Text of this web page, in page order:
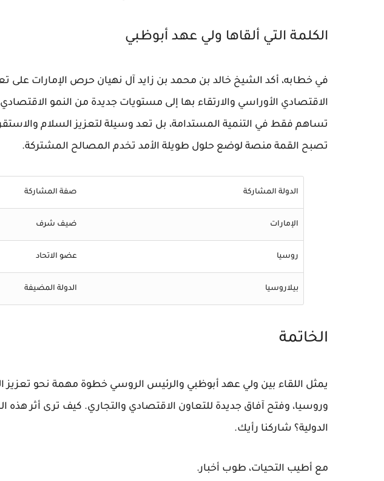
الكلمة التي ألقاها ولي عهد أبوظبي
في خطابه، أكد الشيخ خالد بن محمد بن زايد آل نهيان حرص الإمارات على
الاقتصادي الأوراسي والارتقاء بها إلى مستويات جديدة من النمو
تساهم فقط في التنمية المستدامة، بل تعد وسيلة لتعزيز السلام
تصبح القمة منصة لوضع حلول طويلة الأمد تخدم المصالح المشتركة.
الدولة المشاركة صفة المشاركة
الإمارات ضيف شرف
روسيا عضو الاتحاد
بيلاروسيا الدولة المضيفة
الخاتمة
يمثل اللقاء بين ولي عهد أبوظبي والرئيس الروسي خطوة مهمة نحو تعزيز
وروسيا، وفتح آفاق جديدة للتعاون الاقتصادي والتجاري. كيف ترى أثر
الدولية؟ شاركنا رأيك.
مع أطيب التحيات، طوب أخبار.